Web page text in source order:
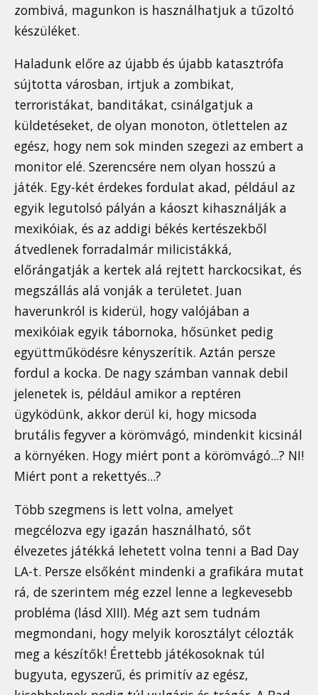
zombivá, magunkon is használhatjuk a tűzoltó
készüléket.
Haladunk előre az újabb és újabb katasztrófa
sújtotta városban, irtjuk a zombikat,
terroristákat, banditákat, csinálgatjuk a
küldetéseket, de olyan monoton, ötlettelen az
egész, hogy nem sok minden szegezi az embert a
monitor elé. Szerencsére nem olyan hosszú a
játék. Egy-két érdekes fordulat akad, például az
egyik legutolsó pályán a káoszt kihasználják a
mexikóiak, és az addigi békés kertészekből
átvedlenek forradalmár milicistákká,
előrángatják a kertek alá rejtett harckocsikat, és
megszállás alá vonják a területet. Juan
haverunkról is kiderül, hogy valójában a
mexikóiak egyik tábornoka, hősünket pedig
együttműködésre kényszerítik. Aztán persze
fordul a kocka. De nagy számban vannak debil
jelenetek is, például amikor a reptéren
ügyködünk, akkor derül ki, hogy micsoda
brutális fegyver a körömvágó, mindenkit kicsinál
a környéken. Hogy miért pont a körömvágó...? NI!
Miért pont a rekettyés...?
Több szegmens is lett volna, amelyet
megcélozva egy igazán használható, sőt
élvezetes játékká lehetett volna tenni a Bad Day
LA-t. Persze elsőként mindenki a grafikára mutat
rá, de szerintem még ezzel lenne a legkevesebb
probléma (lásd XIII). Még azt sem tudnám
megmondani, hogy melyik korosztályt célozták
meg a készítők! Érettebb játékosoknak túl
bugyuta, egyszerű, és primitív az egész,